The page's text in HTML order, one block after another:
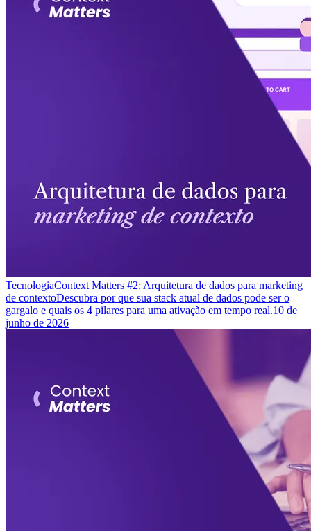
TecnologiaContext Matters #2: Arquitetura de dados para marketing
de contextoDescubra por que sua stack atual de dados pode ser o
gargalo e quais os 4 pilares para uma ativação em tempo real.10 de
junho de 2026